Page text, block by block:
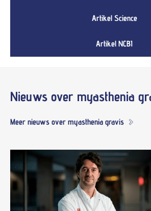
Artikel Science
Artikel NCBI
Nieuws over myasthenia
Meer nieuws over myasthenia gravis